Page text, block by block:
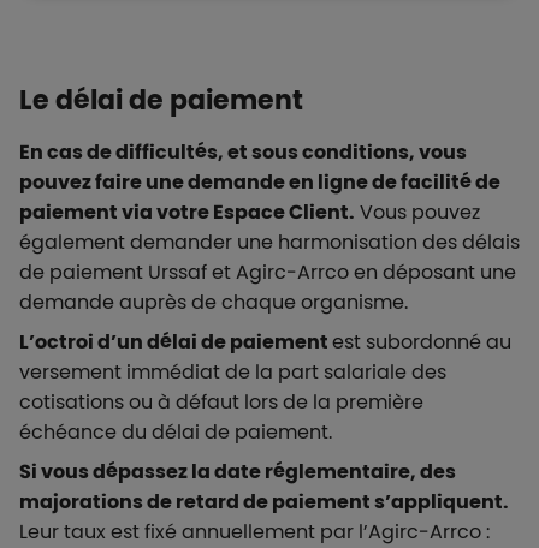
Le délai de paiement
En cas de difficultés, et sous conditions, vous
pouvez faire une demande en ligne de facilité de
paiement via votre Espace Client. Vous pouvez
également demander une harmonisation des délais
de paiement Urssaf et Agirc-Arrco en déposant une
demande auprès de chaque organisme.
L’octroi d’un délai de paiementest subordonné au
versement immédiat de la part salariale des
cotisations ou à défaut lors de la première
échéance du délai de paiement.
Si vous dépassez la date réglementaire, des
majorations de retard de paiement s’appliquent.
Leur taux est fixé annuellement par l’Agirc-Arrco :